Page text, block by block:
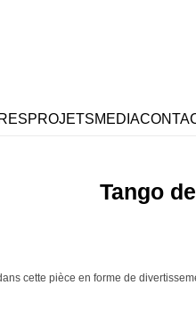
PROJETSMEDIA
Tango
cette pièce en forme de